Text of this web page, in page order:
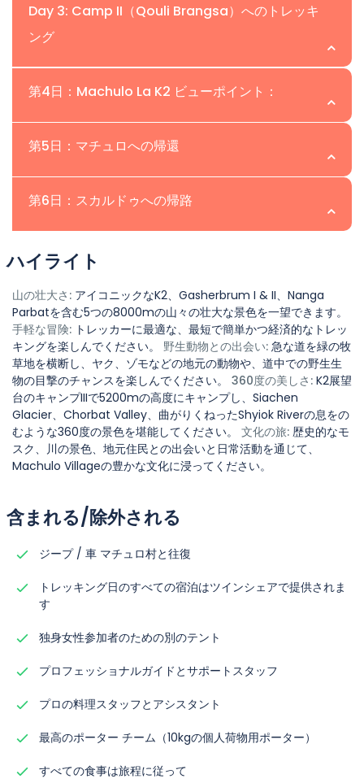
Location:Khadi Broq | Altitude:3,200m
フェリックスゲストハウスからゆったりとした朝食の後、
トレッキングを開始します。マチュロの町を通る3〜4時間
の歩行は、3200mに位置するキャンプIのカディブロクに
到達します。道はやや急ですが、魅力的な景色を提供しま
す。
Day 3: Camp II（Qouli Brangsa）へのトレッキ
ング
場所:Qouli Brangsa | 高度:4.150m
Qouli Brangsaに出発しましょう。道は徐々に上昇し、地
元の住民や彼らの牛と出会い、バターやチーズを作る様子
を観察できます。地元の人々と交流し、彼らの日常活動を
第4日：Machulo La K2 ビューポイント：
場所:Machulo La | 高度:5,200m
5200mに達します。急勾配でありながら報われるハイキ
ングは、緑の牧草地を横断し、野生動物や地元の家畜（ヤ
ク、ゾモ）、さまざまな鳥を見ることができます。歩くた
Broad Peak、Mashabru、Nanagma Valley、Amin
Braqなどの魅惑的な景色が広がります。キャンプIIIでは、
Siachen Glacier、Chorbat Valley、Nanga Parbat、
Shyiok Riverの360度のパノラマビューを提供します。写
真やビデオ撮影を通じて素晴らしい瞬間を捉え、澄んだ夜
空の下でキャンプし、春の水の静かな美しさを体験してく
ださい。
第5日：マチュロへの帰還
場所:Machulo | 高度:2,700m
テルで温かいシャワーとWi-Fi接続で友人や家族と再接続
してリフレッシュしましょう。
第6日：スカルドゥへの帰路
場所:Skardu | 高度:2.230m
マチュロからスカルドゥへのドライブ、途中でカプル要塞
を訪れます。スカルドゥの上カチュラ湖を探索した後、ホ
テルで一晩過ごします。ギルギット・バルティスタンの文
化的および風光明媚な魅力に浸り、ハルフォチョ要塞や地
域の美しい風景などのハイライトを楽しんでください。
ハイライト
山の壮大さ: アイコニックなK2、Gasherbrum I & II、Nanga
Parbatを含む5つの8000mの山々の壮大な景色を一望できます。
手軽な冒険: トレッカーに最適な、最短で簡単かつ経済的なトレッ
キングを楽しんでください。 野生動物との出会い: 急な道を緑の牧
草地を横断し、ヤク、ゾモなどの地元の動物や、道中での野生生
物の目撃のチャンスを楽しんでください。 360度の美しさ: K2展望
台のキャンプIIIで5200mの高度にキャンプし、Siachen
Glacier、Chorbat Valley、曲がりくねったShyiok Riverの息をの
むような360度の景色を堪能してください。 文化の旅: 歴史的なモ
スク、川の景色、地元住民との出会いと日常活動を通じて、
Machulo Villageの豊かな文化に浸ってください。
含まれる/除外される
ジープ / 車 マチュロ村と往復
トレッキング日のすべての宿泊はツインシェアで提供されま
す
独身女性参加者のための別のテント
プロフェッショナルガイドとサポートスタッフ
プロの料理スタッフとアシスタント
最高のポーター チーム（10kgの個人荷物用ポーター）
すべての食事は旅程に従って